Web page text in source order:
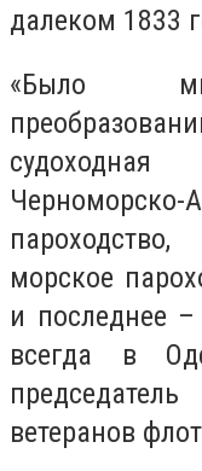
далеком 1833
«Было
морское
и последнее
всегда в
ветеранов